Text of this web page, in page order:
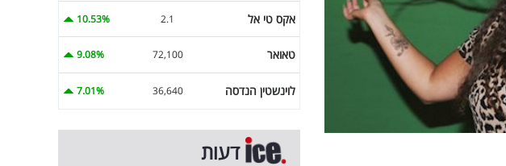
אקס טי אל 2.1
10.53%
טאואר 72,100
9.08%
לוינשטין הנדסה 36,640
7.01%
דעות